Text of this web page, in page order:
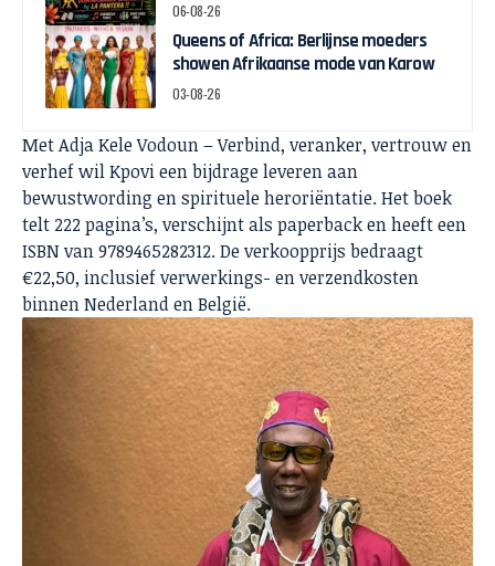
06-08-26
Queens of Africa: Berlijnse moeders
showen Afrikaanse mode van Karow
03-08-26
Met Adja Kele Vodoun – Verbind, veranker, vertrouw en
verhef wil Kpovi een bijdrage leveren aan
bewustwording en spirituele heroriëntatie. Het boek
telt 222 pagina’s, verschijnt als paperback en heeft een
ISBN van 9789465282312. De verkoopprijs bedraagt
€22,50, inclusief verwerkings- en verzendkosten
binnen Nederland en België.